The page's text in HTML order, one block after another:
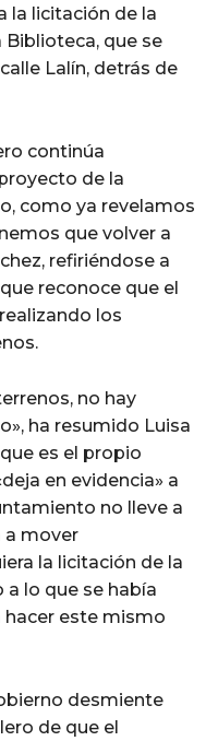
la licitación de la
que se
Lalín, detrás de
continúa
de la
como ya revelamos
que volver a
refiriéndose a
reconoce que el
los
no hay
ha resumido Luisa
es el propio
en evidencia» a
no lleve a
a mover
la licitación de la
lo que se había
este mismo
desmiente
de que el